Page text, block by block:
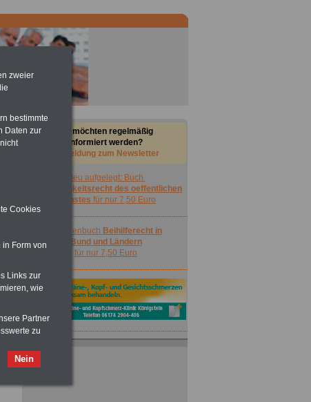
Sie möchten regelmäßig
informiert werden?
Anmeldung zum Newsletter
Neu aufgelegt: Buch
Nebentätigkeitsrecht des oeffentlichen
Dienstes für nur 7,50 Euro
Taschenbuch Beihilferecht in
Bund und Ländern
für nur 7,50 Euro
Nebentätigkeitsrecht des oeffentlichen
zweier
bestimmte
Daten zur
Cookies
Form von
Links zur
wie
Partner
zu
Nein